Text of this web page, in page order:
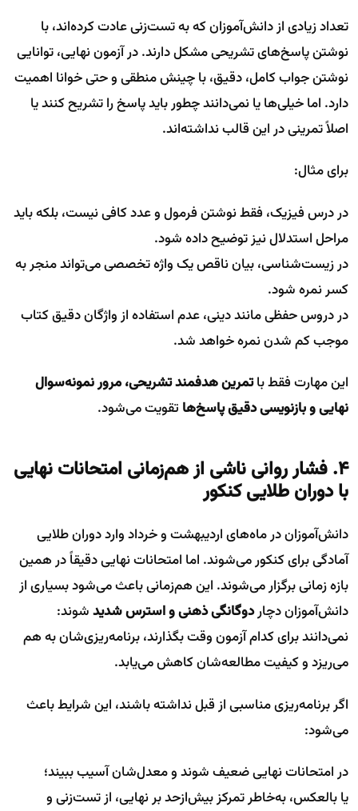
تعداد زیادی از دانش‌آموزان که به تست‌زنی عادت کرده‌اند، با
نوشتن پاسخ‌های تشریحی مشکل دارند. در آزمون نهایی، توانایی
نوشتن جواب کامل، دقیق، با چینش منطقی و حتی خوانا اهمیت
دارد. اما خیلی‌ها یا نمی‌دانند چطور باید پاسخ را تشریح کنند یا
اصلاً تمرینی در این قالب نداشته‌اند.
برای مثال:
در درس فیزیک، فقط نوشتن فرمول و عدد کافی نیست، بلکه باید
مراحل استدلال نیز توضیح داده شود.
در زیست‌شناسی، بیان ناقص یک واژه تخصصی می‌تواند منجر به
کسر نمره شود.
در دروس حفظی مانند دینی، عدم استفاده از واژگان دقیق کتاب
موجب کم شدن نمره خواهد شد.
این مهارت فقط باتمرین هدفمند تشریحی، مرور نمونه‌سوال
نهایی و بازنویسی دقیق پاسخ‌ها تقویت می‌شود.
۴. فشار روانی ناشی از هم‌زمانی امتحانات نهایی
با دوران طلایی کنکور
دانش‌آموزان در ماه‌های اردیبهشت و خرداد وارد دوران طلایی
آمادگی برای کنکور می‌شوند. اما امتحانات نهایی دقیقاً در همین
بازه زمانی برگزار می‌شوند. این هم‌زمانی باعث می‌شود بسیاری از
دانش‌آموزان دچاردوگانگی ذهنی و استرس شدیدشوند:
نمی‌دانند برای کدام آزمون وقت بگذارند، برنامه‌ریزی‌شان به هم
می‌ریزد و کیفیت مطالعه‌شان کاهش می‌یابد.
اگر برنامه‌ریزی مناسبی از قبل نداشته باشند، این شرایط باعث
می‌شود:
در امتحانات نهایی ضعیف شوند و معدل‌شان آسیب ببیند؛
یا بالعکس، به‌خاطر تمرکز بیش‌ازحد بر نهایی، از تست‌زنی و